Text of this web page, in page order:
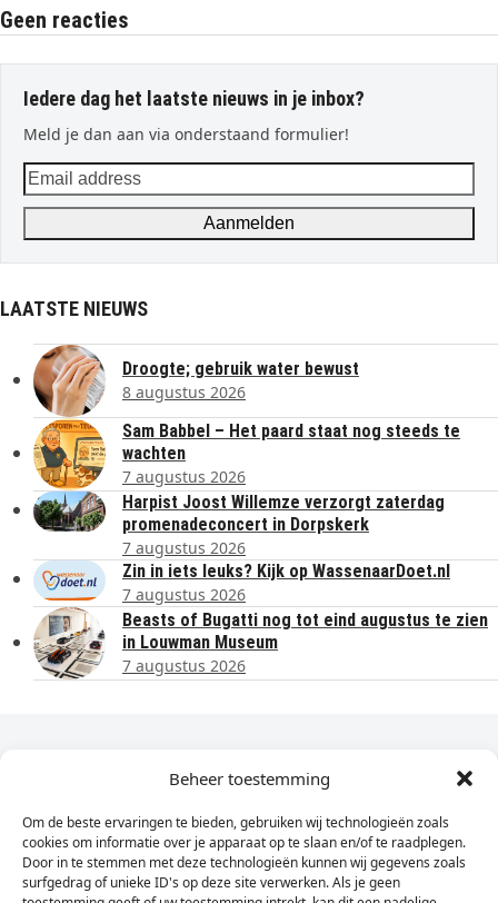
Beheer toestemming
Om de beste ervaringen te bieden, gebruiken wij technologieën zoals
cookies om informatie over je apparaat op te slaan en/of te raadplegen.
Door in te stemmen met deze technologieën kunnen wij gegevens zoals
surfgedrag of unieke ID's op deze site verwerken. Als je geen
Geen reacties
Iedere dag het laatste nieuws in je inbox?
Meld je dan aan via onderstaand formulier!
Email
address
Aanmelden
LAATSTE NIEUWS
Droogte; gebruik water bewust
8 augustus 2026
Sam Babbel – Het paard staat nog steeds te
wachten
7 augustus 2026
Harpist Joost Willemze verzorgt zaterdag
promenadeconcert in Dorpskerk
7 augustus 2026
Zin in iets leuks? Kijk op WassenaarDoet.nl
7 augustus 2026
Beasts of Bugatti nog tot eind augustus te zien
in Louwman Museum
7 augustus 2026
Dagelijks het laatste nieuws in je e-mail?
Vul
hier
je